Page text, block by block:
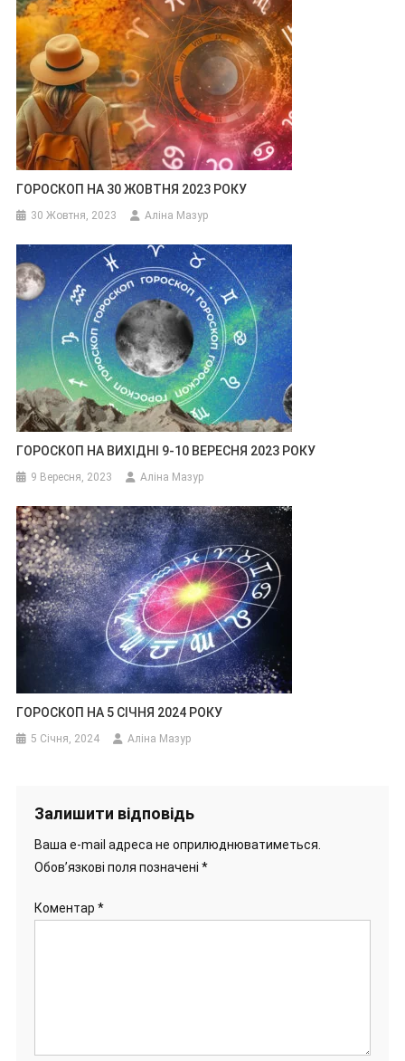
ГОРОСКОП НА 30 ЖОВТНЯ 2023 РОКУ
30 Жовтня, 2023 Аліна Мазур
ГОРОСКОП НА ВИХІДНІ 9-10 ВЕРЕСНЯ 2023 РОКУ
9 Вересня, 2023 Аліна Мазур
ГОРОСКОП НА 5 СІЧНЯ 2024 РОКУ
5 Січня, 2024 Аліна Мазур
Залишити відповідь
Ваша e-mail адреса не оприлюднюватиметься.
Обов’язкові поля позначені *
Коментар *